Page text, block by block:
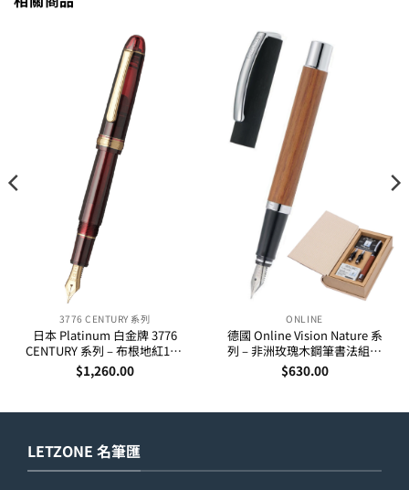
3776 CENTURY 系列
日本 Platinum 白金牌 3776
CENTURY 系列 – 布根地紅14K
金筆咀墨水筆
$1,260.00
ONLINE
德國 Online Vision Nature 系
列 – 非洲玫瑰木鋼筆書法組合
(36785)
$630.00
LETZONE 名筆匯